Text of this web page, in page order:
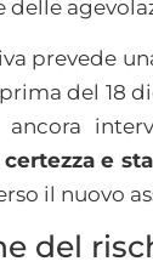
delle
prevede
del 18
ancora
certezza e
il nuovo
del